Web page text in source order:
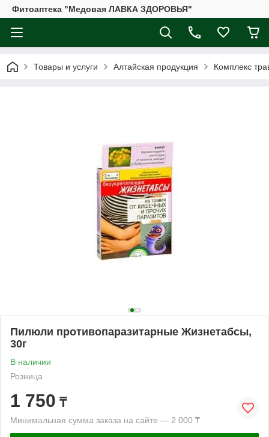
Фитоаптека "Медовая ЛАВКА ЗДОРОВЬЯ"
Товары и услуги Алтайская продукция Комплекc
Пилюли противопаразитарные Жизнетабсы,
30г
В наличии
Розница
1 750 ₸
Минимальная сумма заказа на сайте — 2 000 ₸